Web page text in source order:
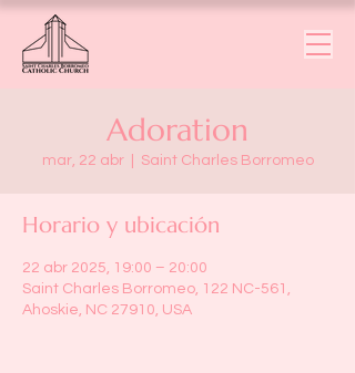
Adoration
mar, 22 abr
  |
Saint Charles Borromeo
Horario y ubicación
22 abr 2025, 19:00 – 20:00
Saint Charles Borromeo, 122 NC-561,
Ahoskie, NC 27910, USA